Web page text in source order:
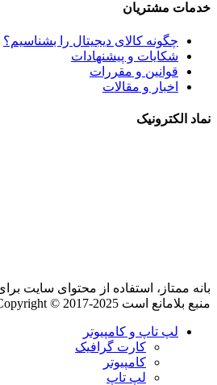
خدمات مشتریان
چگونه کالای دیجیتال را بشناسیم؟
شکایات و پیشنهادات
قوانین و مقررات
اخبار و مقالات
نماد الکترونیک
بانه ممتاز، استفاده از محتوای سایت
منبع بلامانع است Copyright © 2017-2025
لپ تاپ و کامپیوتر
کارت گرافیک
کامپیوتر
لپ تاپ